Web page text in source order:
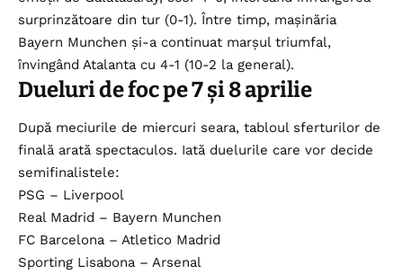
surprinzătoare din tur (0-1). Între timp, mașinăria
Bayern Munchen și-a continuat marșul triumfal,
învingând Atalanta cu 4-1 (10-2 la general).
Dueluri de foc pe 7 și 8 aprilie​
După meciurile de miercuri seara, tabloul sferturilor de
finală arată spectaculos. Iată duelurile care vor decide
semifinalistele:​
PSG – Liverpool​
Real Madrid – Bayern Munchen
​FC Barcelona – Atletico Madrid​
Sporting Lisabona – Arsenal